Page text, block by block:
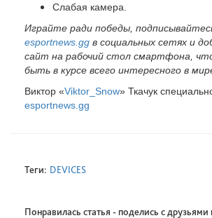
Слабая камера.
Играйте ради победы,
esportnews.gg в социальных сетях и
сайт на рабочий стол смартфона,
быть в курсе всего интересного в
Виктор «Viktor_Snow» Ткачук
esportnews.gg
Теги: DEVICES
Понравилась статья - поделись с друзьями